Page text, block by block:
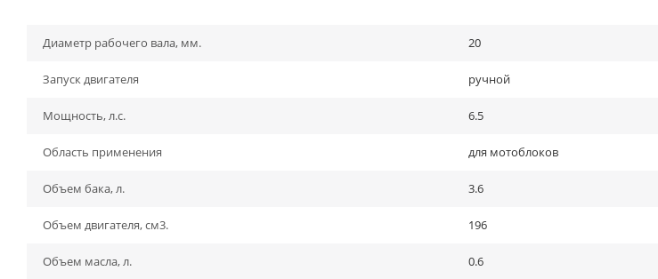
Диаметр рабочего вала, мм. 20
Запуск двигателя ручной
Мощность, л.с. 6.5
Область применения для мотоблоков
Объем бака, л. 3.6
Объем двигателя, см3. 196
Объем масла, л. 0.6